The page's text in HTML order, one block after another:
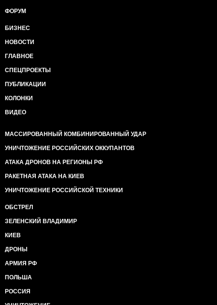
ФОРУМ
БИЗНЕС
НОВОСТИ
ГЛАВНОЕ
СПЕЦПРОЕКТЫ
ПУБЛИКАЦИИ
КОЛОНКИ
ВИДЕО
МАССИРОВАННЫЙ КОМБИНИРОВАННЫЙ УДАР
УНИЧТОЖЕНИЕ РОССИЙСКИХ ОККУПАНТОВ
АТАКА ДРОНОВ НА РЕГИОНЫ РФ
РАКЕТНАЯ АТАКА НА КИЕВ
УНИЧТОЖЕНИЕ РОССИЙСКОЙ ТЕХНИКИ
ОБСТРЕЛ
ЗЕЛЕНСКИЙ ВЛАДИМИР
КИЕВ
ДРОНЫ
АРМИЯ РФ
ПОЛЬША
РОССИЯ